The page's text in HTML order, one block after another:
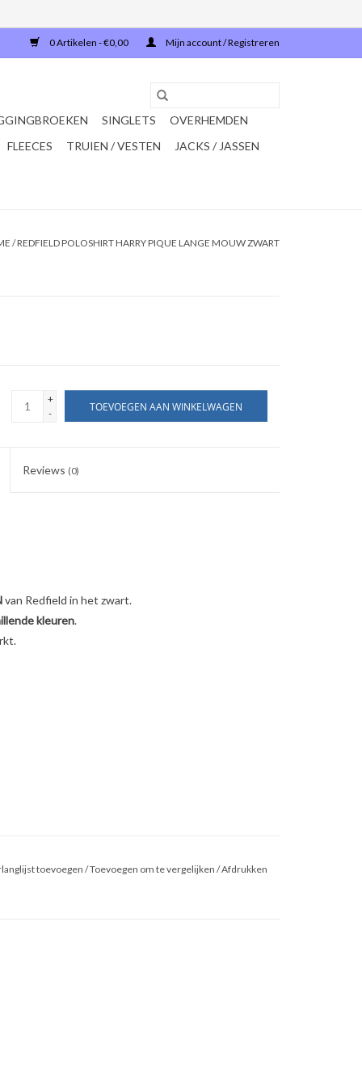
0 Artikelen - €0,00 Mijn account / Registreren
SINGLETS
OVERHEMDEN
FLEECES
TRUIEN / VESTEN JACKS / JASSEN
/REDFIELD POLOSHIRT HARRY PIQUE LANGE MOUW ZWART
+
-
TOEVOEGEN AAN WINKELWAGEN
Reviews (0)
van Redfield in het zwart.
kleuren.
toevoegen /Toevoegen om te vergelijken /Afdrukken